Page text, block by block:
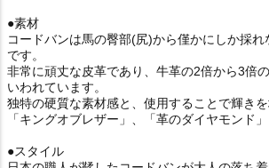
●素材
コードバンは馬の臀部(尻)から僅かにしか採
です。
非常に頑丈な皮革であり、牛革の2倍から3倍
いわれています。
独特の硬質な素材感と、使用することで輝きを
「キングオブレザー」、「革のダイヤモンド
●スタイル